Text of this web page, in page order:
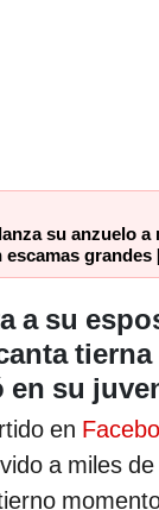
su anzuelo a
grandes
a su
en su
en
a miles